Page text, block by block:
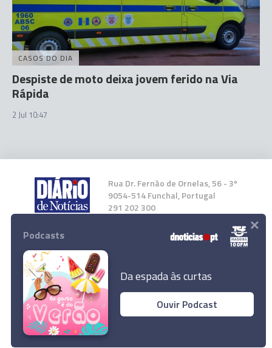
Novo acidente na Via Rápida
CASOS DO DIA
Despiste de moto deixa jovem ferido na Via
Rápida
2 Jul 10:47
Rua Dr. Fernão de Ornelas, 56 - 3º
9054-514 Funchal, Portugal
291 202 300
Instale a nossa App
© 2024 Empresa Diário de Notícias, Lda.
Todos os direitos reservados.
Podcasts
Da espada às curtas
Ouvir Podcast
×